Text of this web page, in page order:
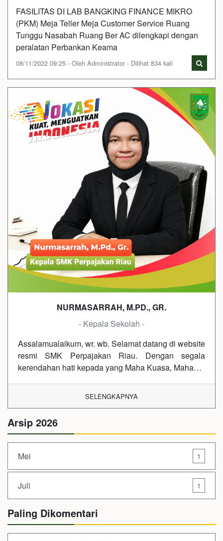
FASILITAS DI LAB BANGKING FINANCE MIKRO
(PKM) Meja Teller Meja Customer Service Ruang
Tunggu Nasabah Ruang Ber AC dilengkapi dengan
peralatan Perbankan Keama
08/11/2022 09:25 - Oleh Administrator - Dilihat 834 kali
NURMASARRAH, M.PD., GR.
- Kepala Sekolah -
Assalamualaikum, wr. wb. Selamat datang di website
resmi SMK Perpajakan Riau. Dengan segala
kerendahan hati kepada yang Maha Kuasa, Maha…
SELENGKAPNYA
Arsip 2026
Mei 1
Juli 1
Paling Dikomentari